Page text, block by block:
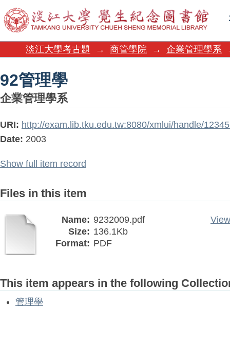
92管理學
淡江大學考古題 → 商管學院 → 企業管理學系
92管理學
企業管理學系
URI: http://exam.lib.tku.edu.tw:8080/xmlui/handle/
Date: 2003
Show full item record
Files in this item
Name: 9232009.pdf
Size: 136.1Kb
Format: PDF
This item appears in the following
管理學